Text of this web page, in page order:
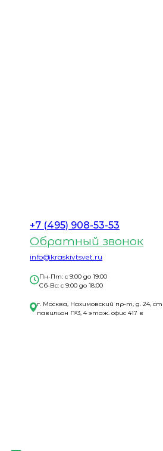
+7 (495) 908-53-53
Обратный звонок
info@kraskivtsvet.ru
Пн-Пт: с 9:00 до 19:00
Сб-Вс: с 9:00 до 18:00
г. Москва, Нахимовский пр-т, д. 24,
павильон №3, 4 этаж. офис 417 в